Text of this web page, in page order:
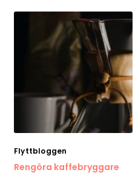
Flyttbloggen
Rengöra kaffebryggare